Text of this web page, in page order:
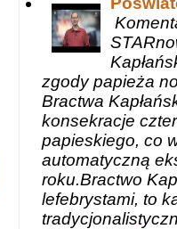
zgody papieża
Bractwa
konsekracje
papieskiego, co
automatyczną
roku.Bractwo
lefebrystami, to